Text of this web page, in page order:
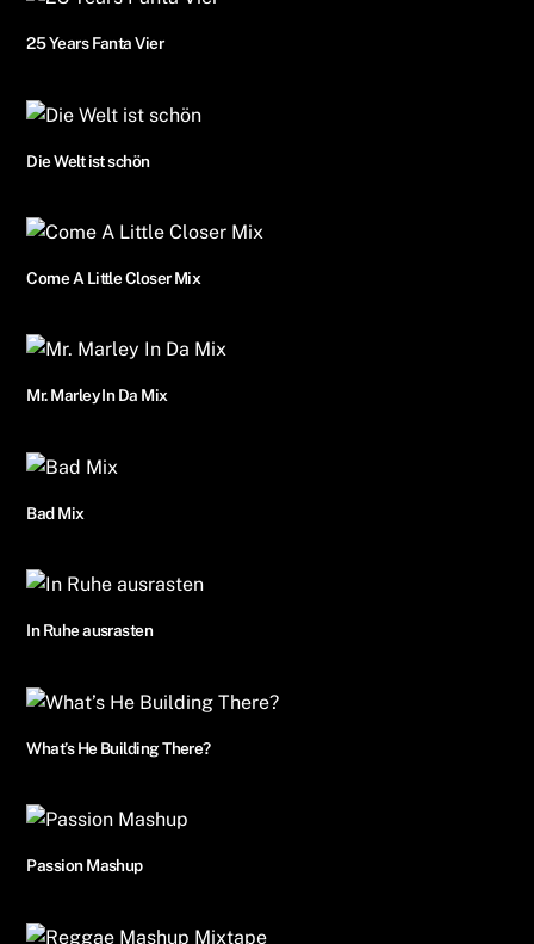
25 Years Fanta Vier
Die Welt ist schön
Come A Little Closer Mix
Mr. Marley In Da Mix
Bad Mix
In Ruhe ausrasten
What’s He Building There?
Passion Mashup